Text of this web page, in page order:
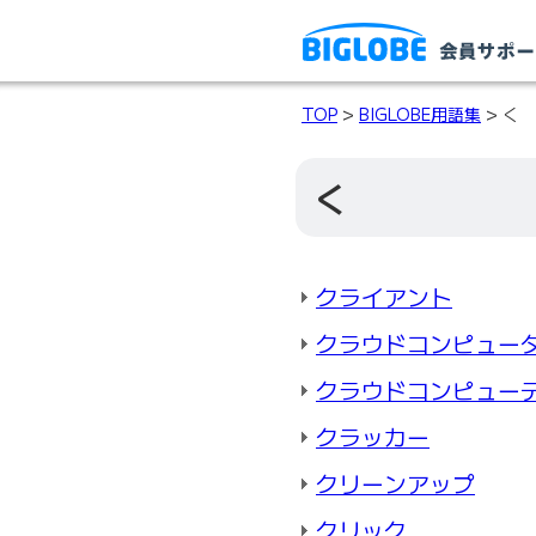
TOP > BIGLOBE用語集 > く
く
クライアント
クラウドコンピュー
クラウドコンピュー
クラッカー
クリーンアップ
クリック